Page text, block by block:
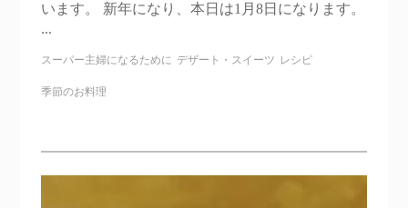
います。 新年になり、本日は1月8日になります。
...
スーパー主婦になるために デザート・スイーツ レシピ
季節のお料理